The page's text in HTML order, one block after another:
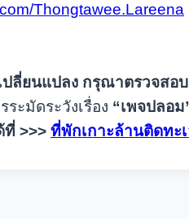
Thongtawee.Lareena
ลี่ยนแปลง กรุณาตรวจสอ
ะมัดระวังเรื่อง “เพจปลอม
ที่ >>> ที่พักเกาะล้านติดทะ